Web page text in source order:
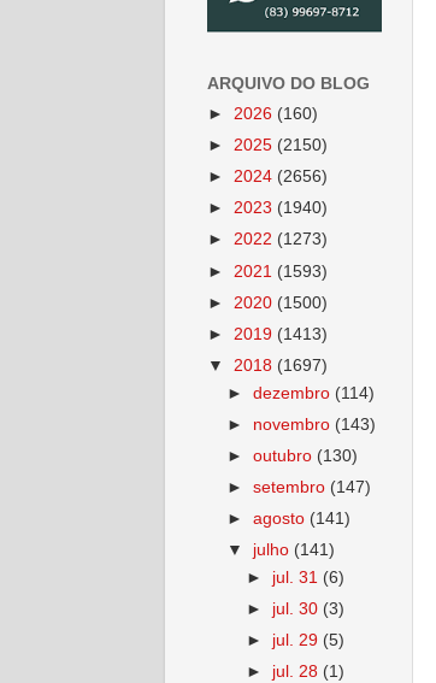
ARQUIVO DO BLOG
► 2026 (160)
► 2025 (2150)
► 2024 (2656)
► 2023 (1940)
► 2022 (1273)
► 2021 (1593)
► 2020 (1500)
► 2019 (1413)
▼ 2018 (1697)
►dezembro (114)
► novembro (143)
►outubro (130)
►setembro (147)
►agosto (141)
▼ julho (141)
► jul. 31 (6)
► jul. 30 (3)
► jul. 29 (5)
► jul. 28 (1)